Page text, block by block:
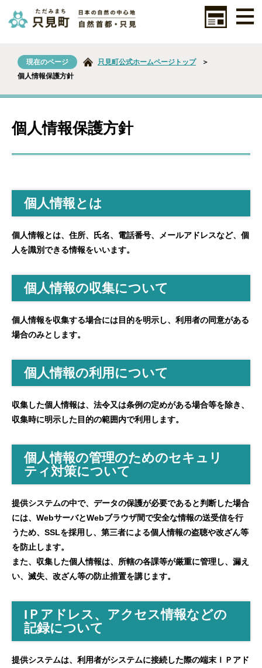
現在のページ 只見町公式ホームページトップ
＞
個人情報保護方針
個人情報保護方針
個人情報とは
個人情報とは、住所、氏名、電話番号、メールアドレスなど、個
人を識別できる情報をいいます。
個人情報の収集について
個人情報を収集する場合には目的を明示し、利用者の同意がある
場合のみとします。
個人情報の利用について
収集した個人情報は、法令又は条例の定めがある場合等を除き、
収集時に明示した目的の範囲内で利用します。
個人情報の管理のためのセキュリ
ティ対策について
提供システムの中で、データの保護が必要であると判断した場合
には、WebサーバとWebブラウザ間で安全な情報の送受信を行
うため、SSLを採用し、第三者による個人情報の盗聴や改ざん等
を防止します。
また、収集した個人情報は、所轄の各課等が厳重に管理し、漏え
い、滅失、改ざん等の防止措置を講じます。
IＰアドレス、アクセス情報などの
記録について
提供システムは、利用者がシステムに接続した際の端末ＩＰアド